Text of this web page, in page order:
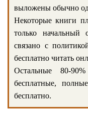
выложены обычно
Некоторые книги
только начальный
связано с
бесплатно читать
Остальные 80-
бесплатные,
бесплатно.